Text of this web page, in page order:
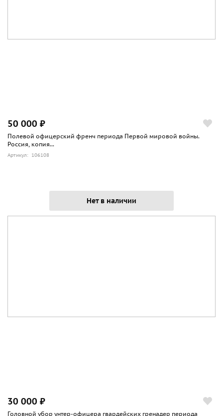
50 000 ₽
Полевой офицерский френч периода Первой мировой войны.
Россия, копия...
Артикул: 106108
Нет в наличии
30 000 ₽
Головной убор унтер-офицера гвардейских гренадер периода